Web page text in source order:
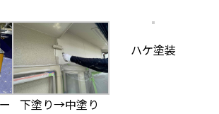
下塗り→中塗り
ハケ塗装